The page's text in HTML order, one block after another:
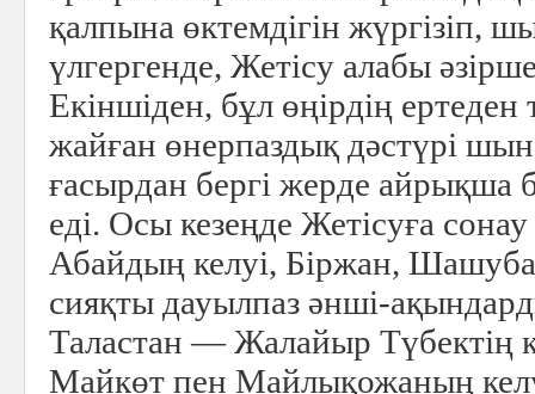
қалпына өктемдігін жүргізіп,
үлгергенде, Жетісу алабы әзірше
Екіншіден, бұл өңірдің
жайған өнерпаздық дәстүрі
ғасырдан бергі жерде айрықша
еді. Осы кезеңде Жетісуға
Абайдың келуі, Біржан,
сияқты дауылпаз әнші-
Таластан — Жалайыр Түбектің
Майкөт пен Майлықожаның